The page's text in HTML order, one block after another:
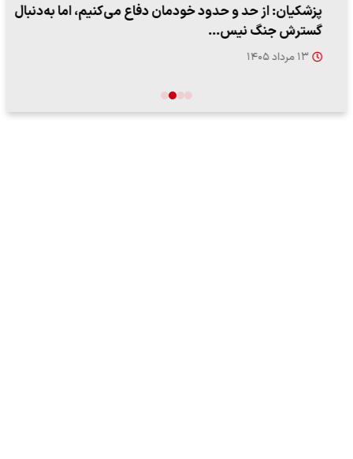
پزشکیان: از حد و حدود خودمان دفاع می‌کنیم، اما به‌دنبال
گسترش جنگ نیس…
۱۳ مرداد ۱۴۰۵